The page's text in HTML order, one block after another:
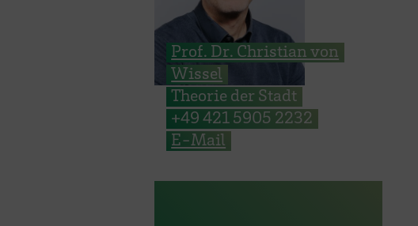
Prof. Dr. Christian von
Wissel
Theorie der Stadt
+49 421 5905 2232
E-Mail